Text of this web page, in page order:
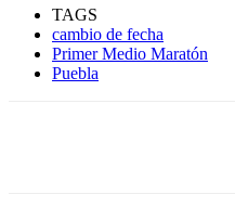
TAGS
cambio de fecha
Primer Medio Maratón
Puebla